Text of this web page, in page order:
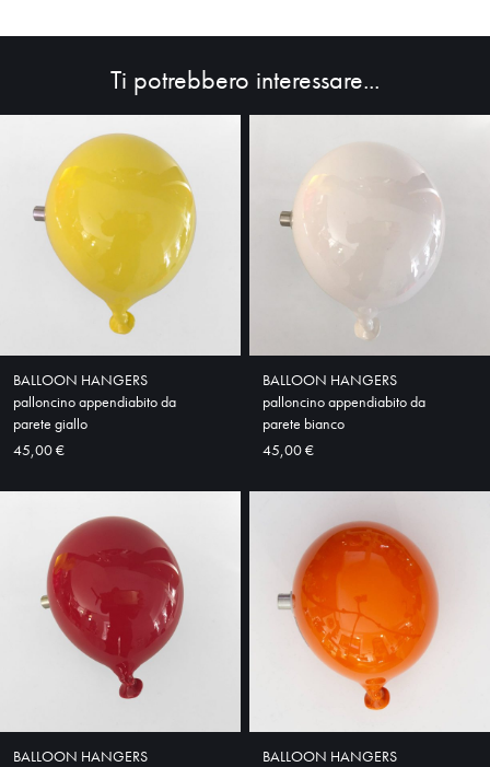
Ti potrebbero interessare...
BALLOON HANGERS
palloncino appendiabito da
parete giallo
45,00 €
BALLOON HANGERS
palloncino appendiabito da
parete bianco
45,00 €
BALLOON HANGERS
BALLOON HANGERS